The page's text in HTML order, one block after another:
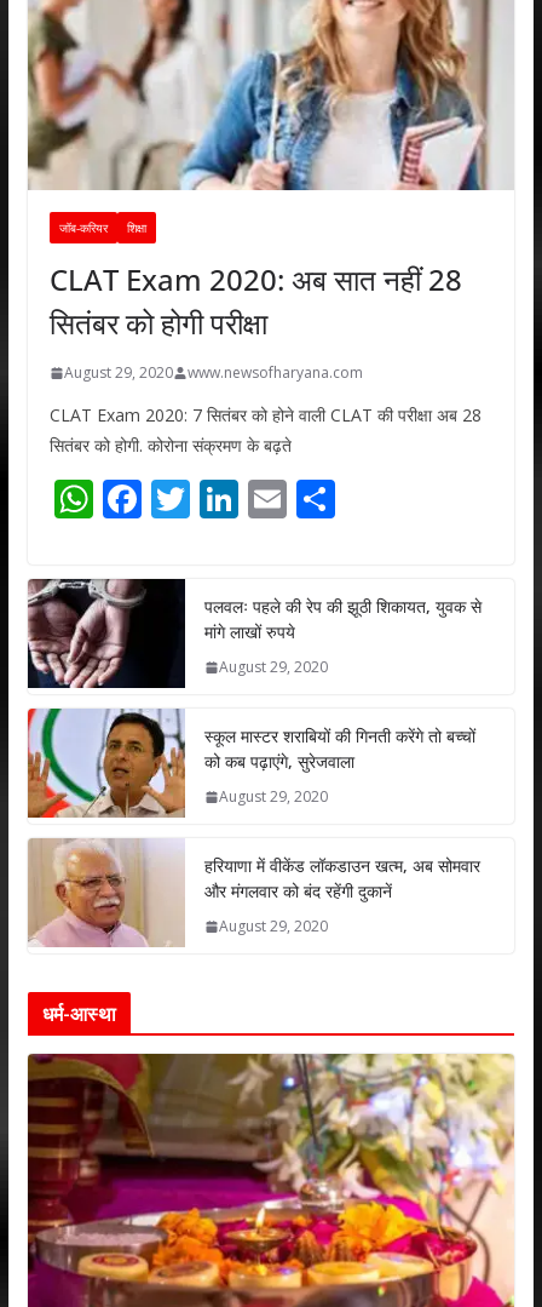
जॉब-करियर शिक्षा
CLAT Exam 2020: अब सात नहीं 28
सितंबर को होगी परीक्षा
August 29, 2020 www.newsofharyana.com
CLAT Exam 2020: 7 सितंबर को होने वाली CLAT की परीक्षा अब 28
सितंबर को होगी. कोरोना संक्रमण के बढ़ते
W
at
s
A
p
p
F
e
b
o
k
T
er
Li
e
dI
n
E
l
S
e
पलवलः पहले की रेप की झूठी शिकायत, युवक से
मांगे लाखों रुपये
August 29, 2020
स्कूल मास्टर शराबियों की गिनती करेंगे तो बच्चों
को कब पढ़ाएंगे, सुरेजवाला
August 29, 2020
हरियाणा में वीकेंड लॉकडाउन खत्म, अब सोमवार
और मंगलवार को बंद रहेंगी दुकानें
August 29, 2020
धर्म-आस्था